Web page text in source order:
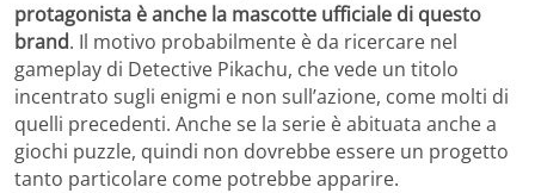
protagonista è anche la mascotte ufficiale di questo
brand. Il motivo probabilmente è da ricercare nel
gameplay di Detective Pikachu, che vede un titolo
incentrato sugli enigmi e non sull’azione, come molti di
quelli precedenti. Anche se la serie è abituata anche a
giochi puzzle, quindi non dovrebbe essere un progetto
tanto particolare come potrebbe apparire.